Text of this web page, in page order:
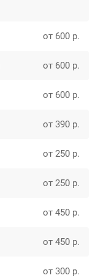
от 600 р.
от 600 р.
от 600 р.
от 390 р.
от 250 р.
от 250 р.
от 450 р.
от 450 р.
от 300 р.